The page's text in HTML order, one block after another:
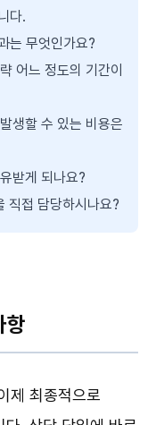
다.
는 무엇인가요?
어느 정도의 기간이
생할 수 있는 비용은
받게 되나요?
직접 담당하시나요?
항
제 최종적으로